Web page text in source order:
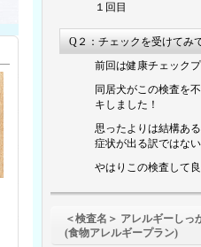
１回目
Q２：チェックを受けてみ
前回は健康チェック
同居犬がこの検査を
キしました！
思ったよりは結構あ
症状が出る訳ではな
やはりこの検査して
＜検査名＞ アレルギーし
(食物アレルギープラン)